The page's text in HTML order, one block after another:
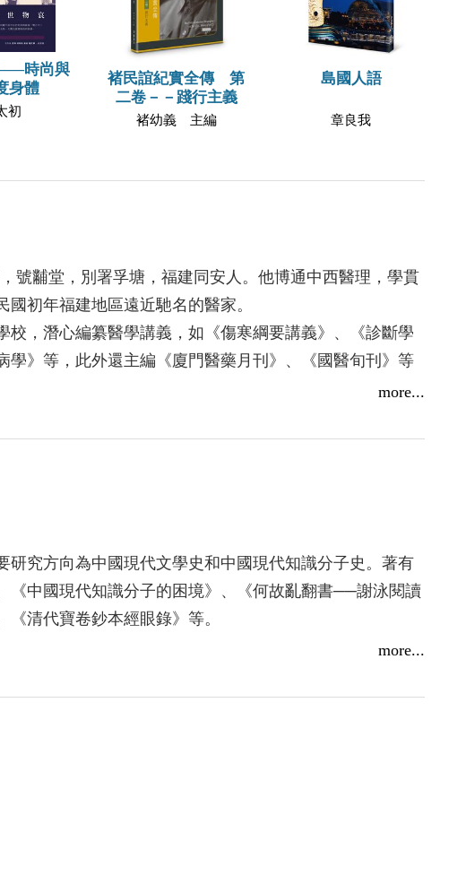
時尚與
身體
初
褚民誼紀實全傳 第
二卷－－踐行主義
褚幼義 主編
島國人語
章良我
黼堂，別署孚塘，福建同安人。他博通中西醫理，學貫
初年福建地區遠近馳名的醫家。
，潛心編纂醫學講義，如《傷寒綱要講義》、《診斷學
學》等，此外還主編《廈門醫藥月刊》、《國醫旬刊》等
被推舉為主席，同時兼任廈門公會義務醫師，古稀之年仍
譽「國醫名家」。
承前啟後的貢獻。本書即以年代為編，收錄其與軍政
詩文創作，立體呈現他在醫學、文化與公共事務上的多元
more...
研究方向為中國現代文學史和中國現代知識分子史。著有
《中國現代知識分子的困境》、《何故亂翻書──謝泳閱讀
清代寶卷鈔本經眼錄》等。
more...